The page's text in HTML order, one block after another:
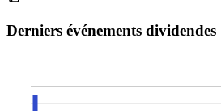
Derniers événements dividendes